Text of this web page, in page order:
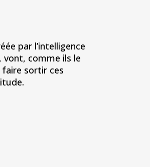
par l’intelligence
vont, comme ils le
sortir ces